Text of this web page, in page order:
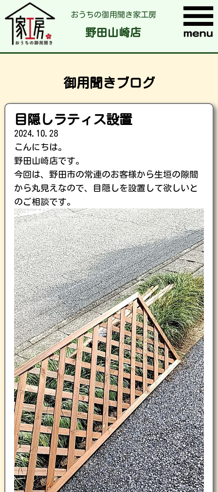
おうちの御用聞き家工房
野田山崎店
御用聞きブログ
目隠しラティス設置
2024.10.28
こんにちは。
野田山崎店です。
今回は、野田市の常連のお客様から生垣の隙間
から丸見えなので、目隠しを設置して欲しいと
のご相談です。